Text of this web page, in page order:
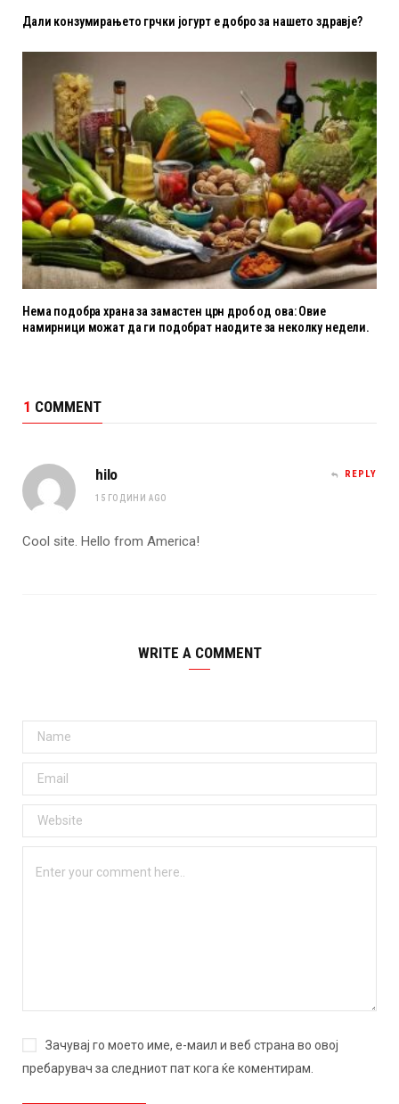
Дали конзумирањето грчки јогурт е добро за нашето здравје?
Нема подобра храна за замастен црн дроб од ова: Овие
намирници можат да ги подобрат наодите за неколку недели.
1 COMMENT
hilo
15 ГОДИНИ AGO
REPLY
Cool site. Hello from America!
WRITE A COMMENT
Зачувај го моето име, е-маил и веб страна во овој
пребарувач за следниот пат кога ќе коментирам.